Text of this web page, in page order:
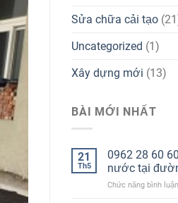
Sửa chữa cải tạo
Uncategorized (1)
Xây dựng mới (13)
BÀI MỚI NHẤT
21
Th5
0962 28 60
nước tại
Chức năng bình